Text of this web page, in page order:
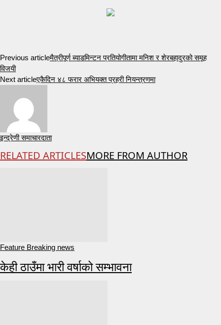
Previous articleमैत्रीपूर्ण ब्याडमिन्टन प्रतियोगीतामा मनिश र शेरबहादुरको समूह
विजयी
Next articleएकैदिन ४८ फरार अभियक्त प्रहरी नियन्त्रणमा
इन्द्रेणी समाचारदाता
RELATED ARTICLESMORE FROM AUTHOR
Feature Breaking news
केही ठाउँमा भारी वर्षाको सम्भावना